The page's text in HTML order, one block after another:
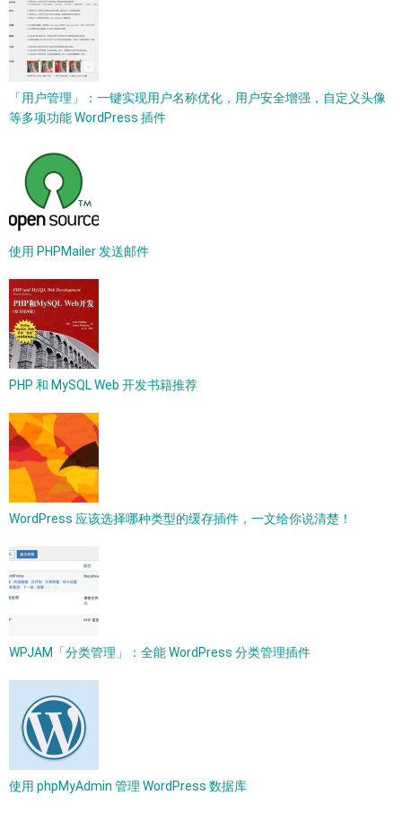
「用户管理」：一键实现用户名称优化，用户安全增强，自定义头像
等多项功能 WordPress 插件
使用 PHPMailer 发送邮件
PHP 和 MySQL Web 开发书籍推荐
WordPress 应该选择哪种类型的缓存插件，一文给你说清楚！
WPJAM「分类管理」：全能 WordPress 分类管理插件
使用 phpMyAdmin 管理 WordPress 数据库